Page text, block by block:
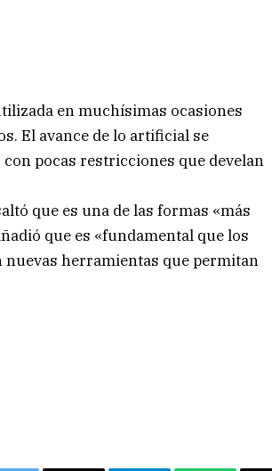
en muchísimas ocasiones
El avance de lo artificial se
pocas restricciones que develan
que es una de las formas «más
que es «fundamental que los
nuevas herramientas que permitan